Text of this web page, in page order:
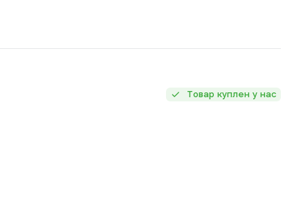
Товар куплен у нас